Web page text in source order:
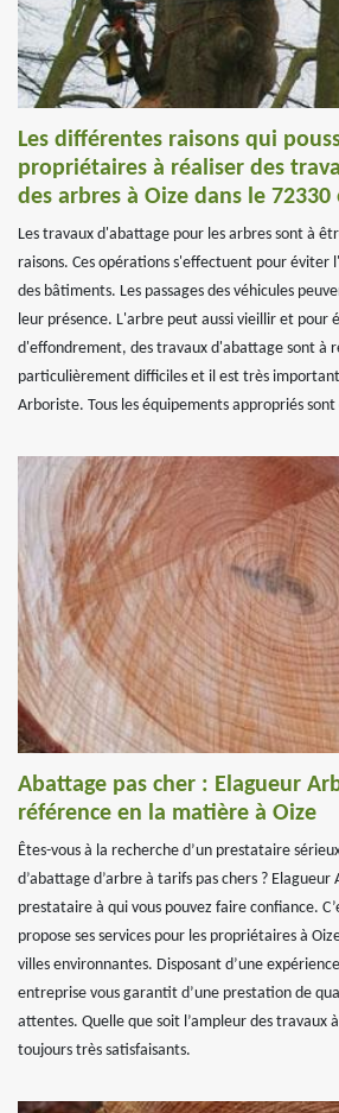
Les différentes raisons qui
propriétaires à réaliser des
des arbres à Oize dans le
Les travaux d'abattage pour les arbres sont à
raisons. Ces opérations s'effectuent pour éviter
des bâtiments. Les passages des véhicules
leur présence. L'arbre peut aussi vieillir et pour
d'effondrement, des travaux d'abattage sont à
particulièrement difficiles et il est très
Arboriste. Tous les équipements appropriés sont
Abattage pas cher : Elagueur
référence en la matière à Oize
Êtes-vous à la recherche d’un prestataire
d’abattage d’arbre à tarifs pas chers ? Elagueur
prestataire à qui vous pouvez faire confiance.
propose ses services pour les propriétaires à
villes environnantes. Disposant d’une
entreprise vous garantit d’une prestation de
attentes. Quelle que soit l’ampleur des travaux
toujours très satisfaisants.